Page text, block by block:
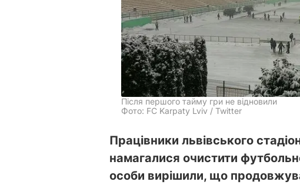
Після першого тайму гри не відновили
Фото: FC Karpaty Lviv / Twitter
Працівники львівського
намагалися очистити
особи вирішили, що